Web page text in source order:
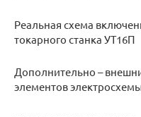
Реальная схема
токарного станка УТ16П
Дополнительно –
элементов